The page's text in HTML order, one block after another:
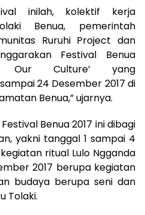
inilah, kolektif kerja
Benua, pemerintah
Ruruhi Project dan
Festival Benua
Our Culture’ yang
24 Desember 2017 di
Benua,” ujarnya.
Benua 2017 ini dibagi
yakni tanggal 1 sampai 4
ritual Lulo Ngganda
2017 berupa kegiatan
budaya berupa seni dan
Tolaki.